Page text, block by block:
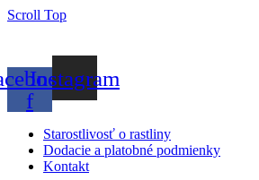
Scroll Top
f
Instagram
Starostlivosť o rastliny
Dodacie a platobné podmienky
Kontakt